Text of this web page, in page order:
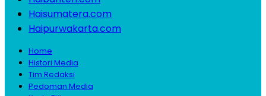
Haisumatera.com
Haipurwakarta.com
Home
Histori Media
Tim Redaksi
Pedoman Media